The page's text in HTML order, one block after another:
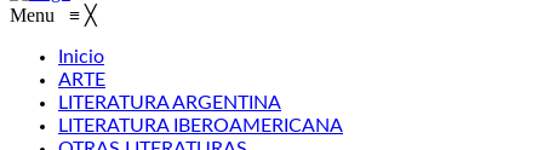
Menu ≡ ╳
Inicio
ARTE
LITERATURA ARGENTINA
LITERATURA IBEROAMERICANA